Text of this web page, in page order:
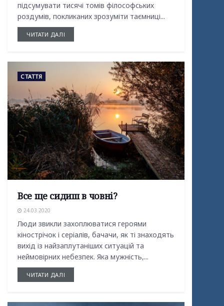
підсумувати тисячі томів філософських
роздумів, покликаних зрозуміти таємниці...
ЧИТАТИ ДАЛІ
СТАТТЯ
Все ще сидиш в човні?
24.03.2020
Люди звикли захоплюватися героями
кінострічок і серіалів, бачачи, як ті знаходять
вихід із найзаплутаніших ситуацій та
неймовірних небезпек. Яка мужність,...
ЧИТАТИ ДАЛІ